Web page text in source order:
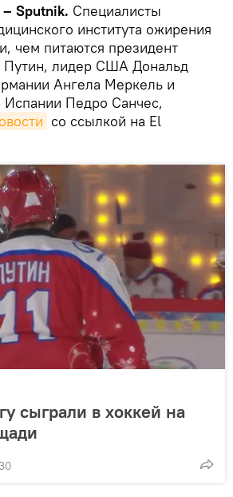
Sputnik. Специалисты
института ожирения
чем питаются президент
Путин, лидер США Дональд
Ангела Меркель и
Педро Санчес,
со ссылкой на El
сыграли в хоккей на